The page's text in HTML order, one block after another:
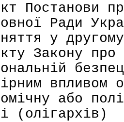
Постанови
Ради
у
Закону про
впливом
або
(олігархів)